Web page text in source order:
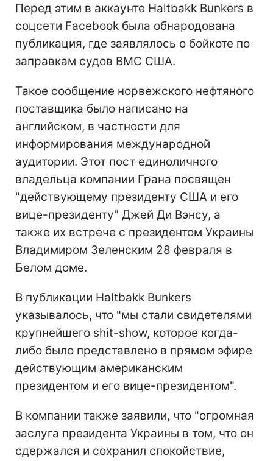
Перед этим в аккаунте Haltbakk Bunkers в
соцсети Facebook была обнародована
публикация, где заявлялось о бойкоте по
заправкам судов ВМС США.
Такое сообщение норвежского нефтяного
поставщика было написано на
английском, в частности для
информирования международной
аудитории. Этот пост единоличного
владельца компании Грана посвящен
"действующему президенту США и его
вице-президенту" Джей Ди Вэнсу, а
также их встрече с президентом Украины
Владимиром Зеленским 28 февраля в
Белом доме.
В публикации Haltbakk Bunkers
указывалось, что "мы стали свидетелями
крупнейшего shit-show, которое когда-
либо было представлено в прямом эфире
действующим американским
президентом и его вице-президентом".
В компании также заявили, что "огромная
заслуга президента Украины в том, что он
сдержался и сохранил спокойствие,